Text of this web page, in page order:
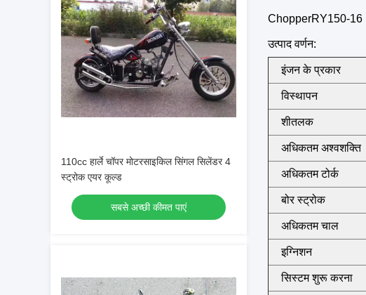
110cc हार्ले चॉपर मोटरसाइकिल सिंगल सिलेंडर 4
स्ट्रोक एयर कूल्ड
सबसे अच्छी कीमत पाएं
ChopperRY150-16
उत्पाद वर्णन:
इंजन के प्रकार
विस्थापन
शीतलक
अधिकतम अश्वशक्ति
अधिकतम टोर्क
बोर स्ट्रोक
अधिकतम चाल
इग्निशन
सिस्टम शुरू करना